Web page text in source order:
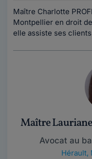
Maître Charlotte
Montpellier en droit
elle assiste ses
Maître Lauriane
Avocat au
Hérault,